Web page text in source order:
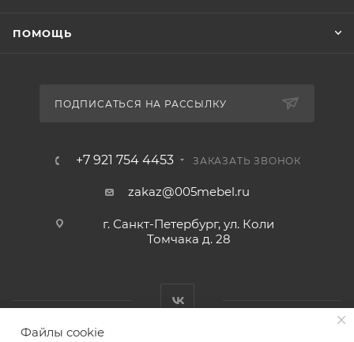
ПОМОЩЬ
ПОДПИСАТЬСЯ НА РАССЫЛКУ
+7 921 754 4453 ЗАКАЗАТЬ ЗВОНОК
zakaz@005mebel.ru
г. Санкт-Петербург, ул. Коли
Томчака д. 28
Файлы cookie